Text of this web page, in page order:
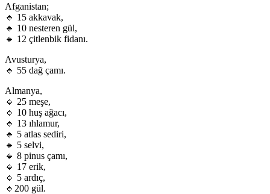
Afganistan;
🔹 15 akkavak,
🔹 10 nesteren gül,
🔹 12 çitlenbik fidanı.
Avusturya,
🔹 55 dağ çamı.
Almanya,
🔹 25 meşe,
🔹 10 huş ağacı,
🔹 13 ıhlamur,
🔹 5 atlas sediri,
🔹 5 selvi,
🔹 8 pinus çamı,
🔹 17 erik,
🔹 5 ardıç,
🔹200 gül.